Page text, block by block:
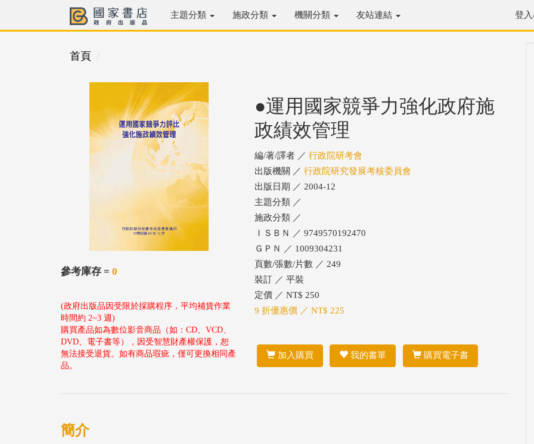
主題分類 施政分類 機關分類 友站連結 登
首頁
參考庫存 = 0
(政府出版品因受限於採購程序，平均補貨作業
時間約 2~3 週)
購買產品如為數位影音商品（如：CD、VCD、
DVD、電子書等），因受智慧財產權保護，恕
無法接受退貨。如有商品瑕疵，僅可更換相同產
品。
●運用國家競爭力強化政府施
政績效管理
編/著/譯者 ／ 行政院研考會
出版機關 ／ 行政院研究發展考核委員會
出版日期 ／ 2004-12
主題分類 ／
施政分類 ／
ＩＳＢＮ ／ 9749570192470
ＧＰＮ ／ 1009304231
頁數/張數/片數 ／ 249
裝訂 ／ 平裝
定價 ／ NT$ 250
9 折優惠價 ／ NT$ 225
加入購買 我的書單 購買電子書
簡介